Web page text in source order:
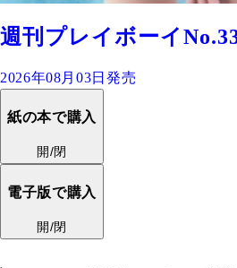
週刊プレイボーイ
2026年08月03日発売
紙の本で購入
開/閉
電子版で購入
開/閉